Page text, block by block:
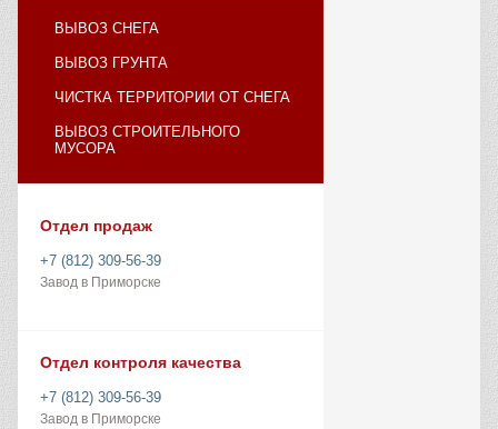
ВЫВОЗ СНЕГА
ВЫВОЗ ГРУНТА
ЧИСТКА ТЕРРИТОРИИ ОТ СНЕГА
ВЫВОЗ СТРОИТЕЛЬНОГО
МУСОРА
Отдел продаж
+7 (812) 309-56-39
Завод в Приморске
Отдел контроля качества
+7 (812) 309-56-39
Завод в Приморске